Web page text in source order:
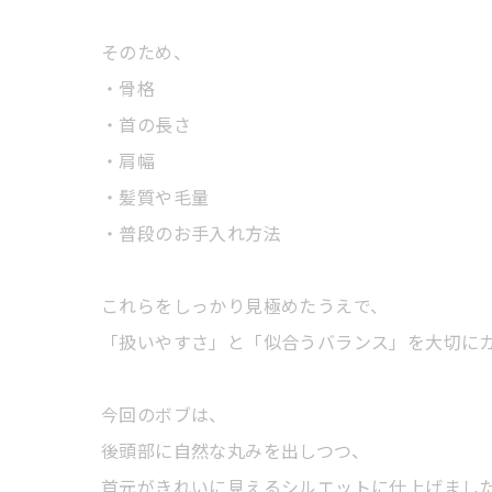
そのため、
・骨格
・首の長さ
・肩幅
・髪質や毛量
・普段のお手入れ方法
これらをしっかり見極めたうえで、
「扱いやすさ」と「似合うバランス」を大切に
今回のボブは、
後頭部に自然な丸みを出しつつ、
首元がきれいに見えるシルエットに仕上げました